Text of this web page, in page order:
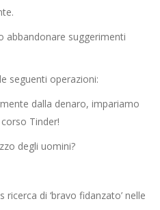
abbandonare suggerimenti
seguenti operazioni:
dalla denaro, impariamo
Tinder!
degli uomini?
di ‘bravo fidanzato’ nelle